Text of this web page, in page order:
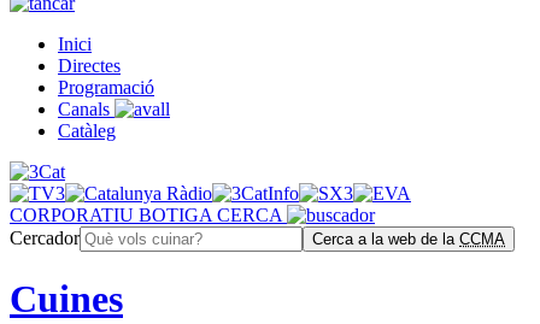
Inici
Directes
Programació
Canals
Catàleg
CORPORATIU BOTIGA CERCA
Cercador
Cerca a la web de la CCMA
Cuines